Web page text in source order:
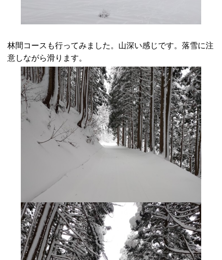
林間コースも行ってみました。山深い感じです。落雪に注
意しながら滑ります。